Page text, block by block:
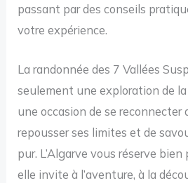
passant par des conseils
votre expérience.
La randonnée des 7 Vallées
seulement une exploration de la
une occasion de se reconnecter
repousser ses limites et de
pur. L’Algarve vous réserve
elle invite à l’aventure, à la